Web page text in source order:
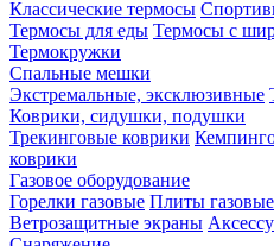
Классические термосы
Термосы для еды Термосы с
Термокружки
Спальные мешки
Экстремальные, эксклюзивные
Коврики, сидушки, подушки
Трекинговые коврики
коврики
Газовое оборудование
Горелки газовые Плиты газовые
Ветрозащитные экраны